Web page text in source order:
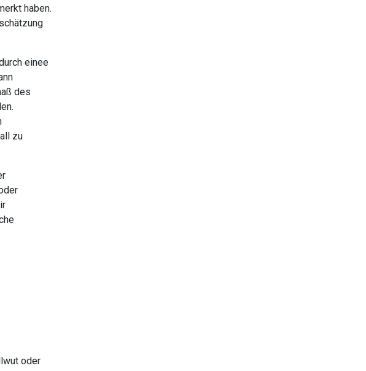
haben.
einee
des
zu
oder